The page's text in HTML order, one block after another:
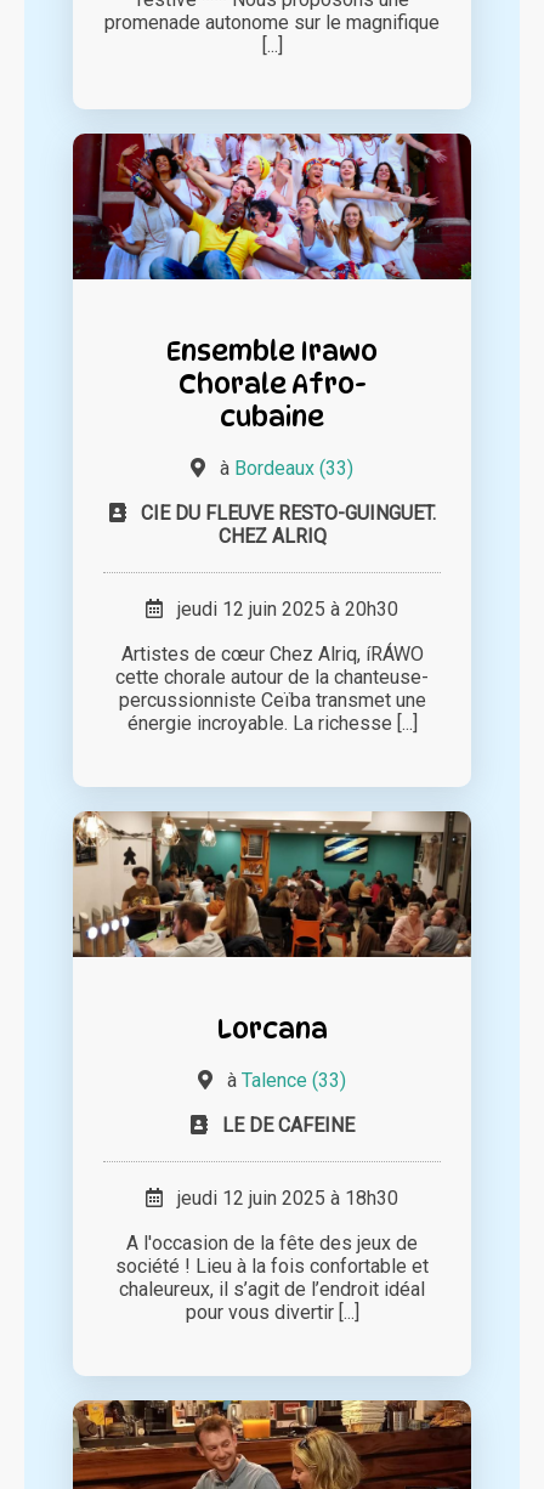
promenade autonome sur le magnifique
[...]
Ensemble Irawo
Chorale Afro-
cubaine
à Bordeaux (33)
CIE DU FLEUVE RESTO-GUINGUET.
CHEZ ALRIQ
jeudi 12 juin 2025 à 20h30
Artistes de cœur Chez Alriq, íRÁWO
cette chorale autour de la chanteuse-
percussionniste Ceïba transmet une
énergie incroyable. La richesse [...]
Lorcana
à Talence (33)
LE DE CAFEINE
jeudi 12 juin 2025 à 18h30
A l'occasion de la fête des jeux de
société ! Lieu à la fois confortable et
chaleureux, il s’agit de l’endroit idéal
pour vous divertir [...]